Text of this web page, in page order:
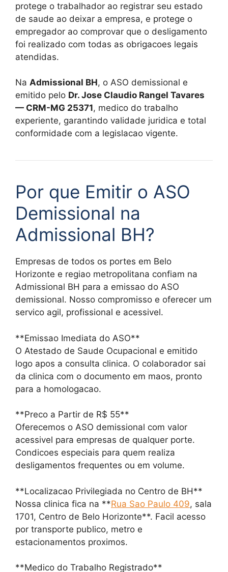
protege o trabalhador ao registrar seu estado
de saude ao deixar a empresa, e protege o
empregador ao comprovar que o desligamento
foi realizado com todas as obrigacoes legais
atendidas.
Na Admissional BH, o ASO demissional e
emitido pelo Dr. Jose Claudio Rangel Tavares
— CRM-MG 25371, medico do trabalho
experiente, garantindo validade juridica e total
conformidade com a legislacao vigente.
Por que Emitir o ASO
Demissional na
Admissional BH?
Empresas de todos os portes em Belo
Horizonte e regiao metropolitana confiam na
Admissional BH para a emissao do ASO
demissional. Nosso compromisso e oferecer um
servico agil, profissional e acessivel.
**Emissao Imediata do ASO**
O Atestado de Saude Ocupacional e emitido
logo apos a consulta clinica. O colaborador sai
da clinica com o documento em maos, pronto
para a homologacao.
**Preco a Partir de R$ 55**
Oferecemos o ASO demissional com valor
acessivel para empresas de qualquer porte.
Condicoes especiais para quem realiza
desligamentos frequentes ou em volume.
**Localizacao Privilegiada no Centro de BH**
Nossa clinica fica na **Rua Sao Paulo 409, sala
1701, Centro de Belo Horizonte**. Facil acesso
por transporte publico, metro e
estacionamentos proximos.
**Medico do Trabalho Registrado**